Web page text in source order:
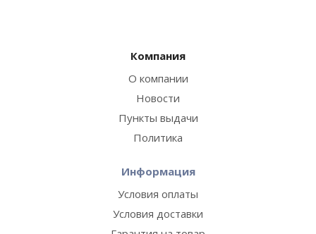
Компания
О компании
Новости
Пункты выдачи
Политика
Информация
Условия оплаты
Условия доставки